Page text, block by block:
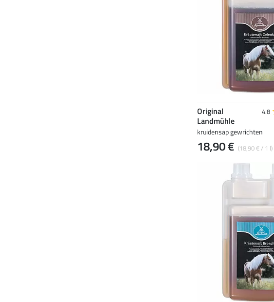
Original
Landmühle
4.8
kruidensap gewrichten
18,90 € (18,90 € / 1 l)